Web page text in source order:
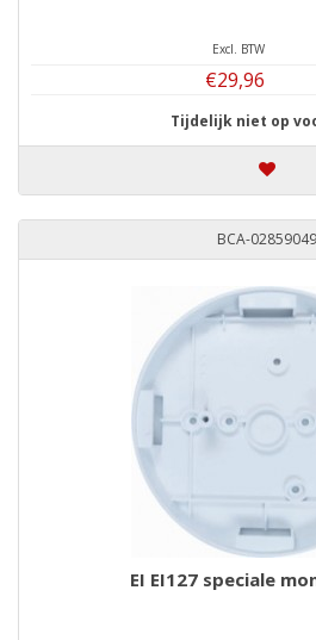
Excl. BTW
€29,96
Tijdelijk niet op
BCA-02859049
EI EI127 speciale